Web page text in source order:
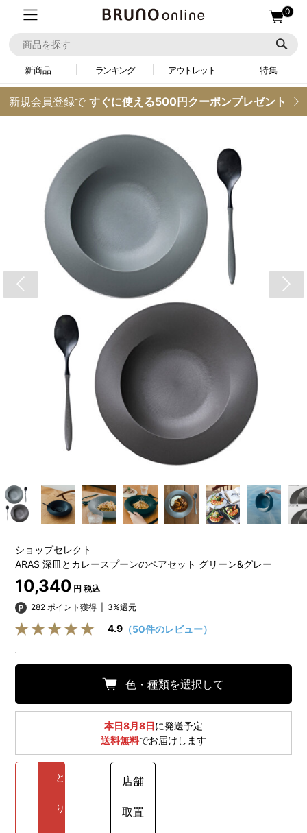
0
新商品 ランキング アウトレット 特集
新規会員登録で すぐに使える500円クーポンプレゼント
ショップセレクト
ARAS 深皿とカレースプーンのペアセット グリーン&グレー
10,340 円 税込
282 ポイント獲得
3%還元
4.9 （50件のレビュー）
色・種類を選択して
本日8月8日に発送予定
送料無料でお届けします
と
り
店舗
取置